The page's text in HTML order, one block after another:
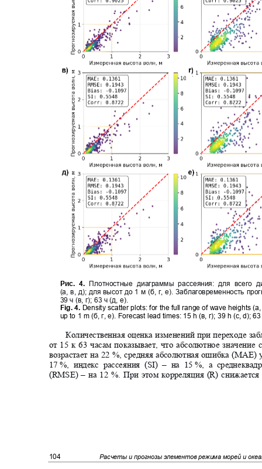
Рис.4. Плотностные диаграммы рассеяния: для всего
(a, в, д); для высот до 1 м (б, г, е). Заблаговременность
39 ч (в, г); 63 ч (д, е).
Fig. 4. Density scatter plots: for the full range of wave heights
up to 1 m (б,г,е). Forecast lead times: 15 h (в, г); 39 h (c, d); 63
Количественная оценка изменений при переходе
от 15 к 63 часам показывает, что абсолютное значение
возрастает на 22 %, средняя абсолютная ошибка (MAE)
17%, индекс рассеяния (SI) ‒ на 15 %, а
(RMSE) ‒ на 12 %. При этом корреляция (R)
104 Расчеты и прогнозы элементов режима морей и